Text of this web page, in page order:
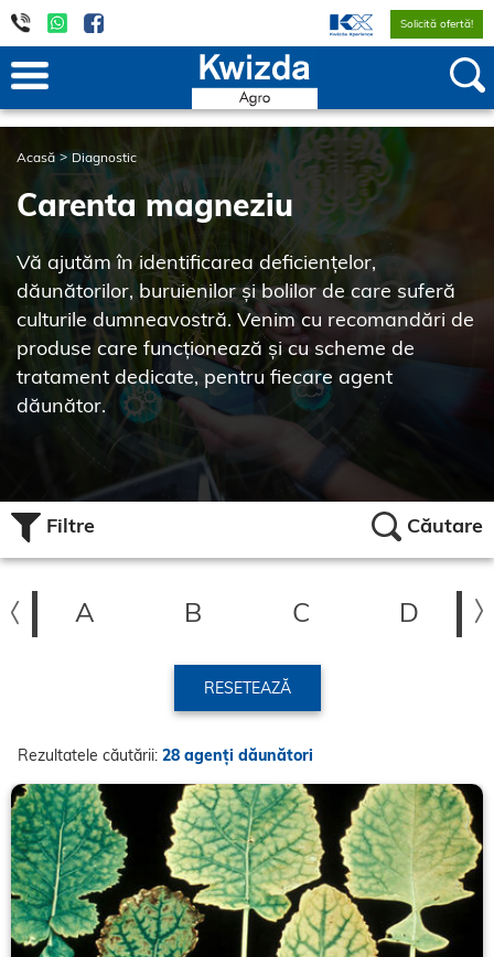
Solicită ofertă!
Acasă Diagnostic
Carenta magneziu
Vă ajutăm în identificarea deficiențelor,
dăunătorilor, buruienilor și bolilor de care suferă
culturile dumneavostră. Venim cu recomandări de
produse care funcționează și cu scheme de
tratament dedicate, pentru fiecare agent
dăunător.
Filtre Căutare
A B C D
RESETEAZĂ
Rezultatele căutării: 28 agenți dăunători